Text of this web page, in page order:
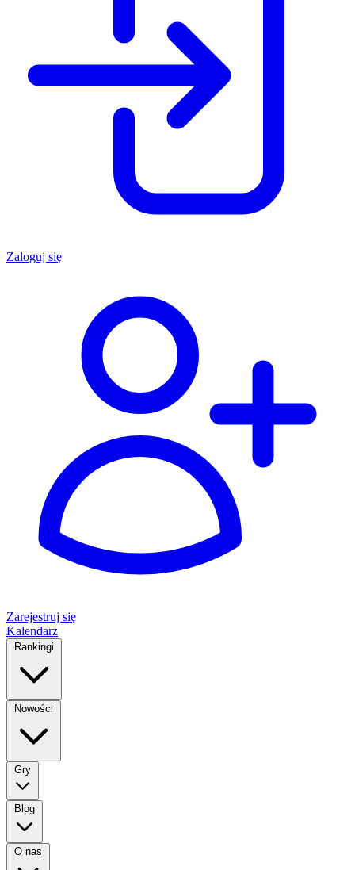
Zaloguj się
Zarejestruj się
Kalendarz
Rankingi
Nowości
Gry
Blog
O nas